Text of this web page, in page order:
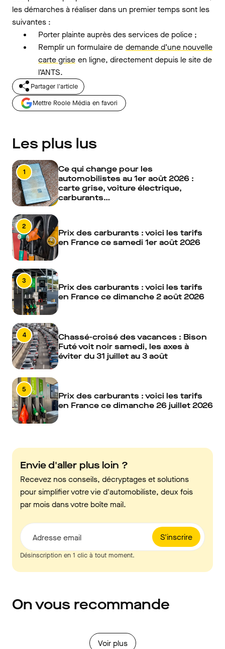
les démarches à réaliser dans un premier temps sont les
suivantes :
Porter plainte auprès des services de police ;
Remplir un formulaire de demande d’une nouvelle
carte grise en ligne, directement depuis le site de
l’ANTS.
Partager l'article
Mettre Roole Média en favori
Les plus lus
1
Ce qui change pour les
automobilistes au 1er août 2026 :
carte grise, voiture électrique,
carburants…
2
Prix des carburants : voici les tarifs
en France ce samedi 1er août 2026
3
Prix des carburants : voici les tarifs
en France ce dimanche 2 août 2026
4
Chassé-croisé des vacances : Bison
Futé voit noir samedi, les axes à
éviter du 31 juillet au 3 août
5
Prix des carburants : voici les tarifs
en France ce dimanche 26 juillet 2026
Envie d'aller plus loin ?
Recevez nos conseils, décryptages et solutions
pour simplifier votre vie d'automobiliste, deux fois
par mois dans votre boîte mail.
S'inscrire
Adresse email
Désinscription en 1 clic à tout moment.
On vous recommande
Voir plus